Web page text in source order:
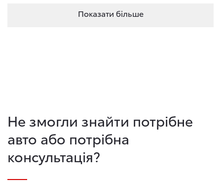
Показати більше
Не змогли знайти потрібне
авто або потрібна
консультація?